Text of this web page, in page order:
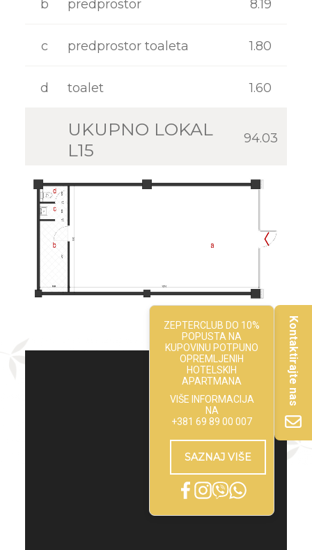
Kontaktirajte nas
ZEPTERCLUB DO 10%
POPUSTA NA
KUPOVINU POTPUNO
OPREMLJENIH
HOTELSKIH
APARTMANA
VIŠE INFORMACIJA
NA
+381 69 89 00 007
SAZNAJ VIŠE
b predprostor 8.19
c predprostor toaleta 1.80
d toalet 1.60
UKUPNO LOKAL
L15
94.03